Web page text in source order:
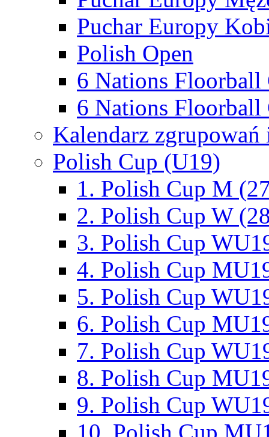
Puchar Europy
Polish Open
6 Nations Floorball
6 Nations Floorball
Kalendarz
Polish Cup (U19)
1. Polish Cup M
2. Polish Cup W
3. Polish Cup
4. Polish Cup
5. Polish Cup
6. Polish Cup
7. Polish Cup
8. Polish Cup
9. Polish Cup
10. Polish Cup